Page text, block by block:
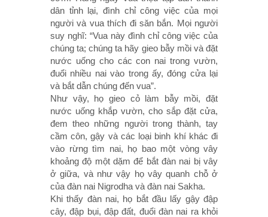
dân tỉnh lại, đình chỉ công việc của mọi
người và vua thích đi săn bắn. Mọi người
suy nghĩ: “Vua này đình chỉ công việc của
chúng ta; chúng ta hãy gieo bẫy mồi và đặt
nước uống cho các con nai trong vườn,
đuổi nhiều nai vào trong ấy, đóng cửa lại
và bắt dẫn chúng đến vua”.
Như vậy, họ gieo cỏ làm bẫy mồi, đặt
nước uống khắp vườn, cho sắp đặt cửa,
đem theo những người trong thành, tay
cầm côn, gậy và các loại binh khí khác đi
vào rừng tìm nai, họ bao một vòng vây
khoảng độ một dặm để bắt đàn nai bị vây
ở giữa, và như vậy họ vây quanh chỗ ở
của đàn nai Nigrodha và đàn nai Sakha.
Khi thấy đàn nai, họ bắt đầu lấy gậy đập
cây, đập bụi, đập đất, đuổi đàn nai ra khỏi